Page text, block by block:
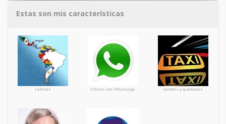
Estas son mis características
Latinas Chicas con Whatsapp Salidas y quedadas